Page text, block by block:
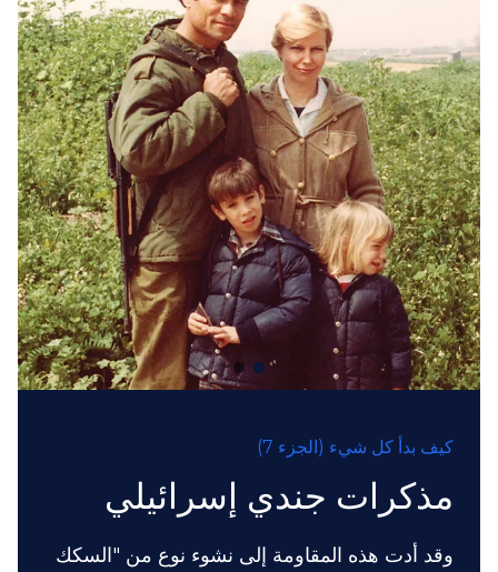
كيف بدأ كل شيء (الجزء 7)
مذكرات جندي إسرائيلي
وقد أدت هذه المقاومة إلى نشوء نوع من "السكك